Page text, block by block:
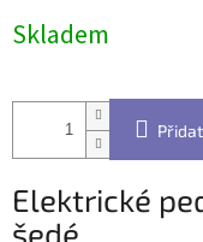
cena:
Skladem
Elektrické
šedé